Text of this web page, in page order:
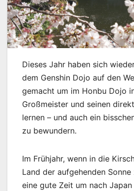
Dieses Jahr haben sich
dem Genshin Dojo auf den
gemacht um im Honbu Dojo
Großmeister und seinen
lernen – und auch ein
zu bewundern.
Im Frühjahr, wenn in die
Land der aufgehenden
eine gute Zeit um nach Japan